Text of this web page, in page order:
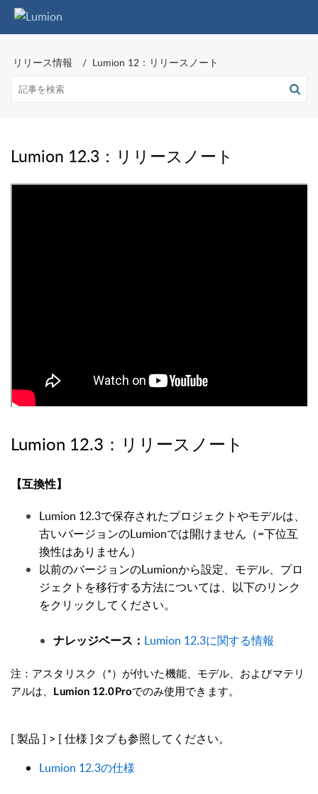
リリース情報 Lumion 12：リリースノート
Lumion 12.3：リリースノート
Lumion 12.3 ：リリースノート
【互換性】
Lumion 12.3で保存されたプロジェクトやモデルは、
古いバージョンのLumionでは開けません（=下位互
換性はありません）
以前のバージョンのLumionから設定、モデル、プロ
ジェクトを移行する方法については、以下のリンク
をクリックしてください。
ナレッジベース： Lumion 12.3に関する情報
注：アスタリスク（*）が付いた機能、モデル、およびマテリ
アルは、
Lumion 12.0Proでのみ使用できます。
[ 製品 ] > [仕様 ]タブも参照してください。
Lumion 12.3の仕様